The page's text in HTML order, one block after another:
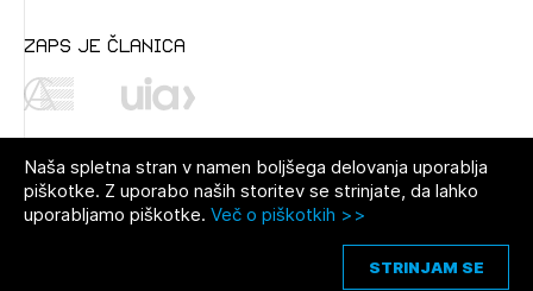
zaps je članica
© 2021 Zbornica za arhitekturo in
Pravno obvestilo
Piškotki
Naša spletna stran v namen boljšega delovanja uporablja
piškotke. Z uporabo naših storitev se strinjate, da lahko
uporabljamo piškotke. Več o piškotkih >>
STRINJAM SE